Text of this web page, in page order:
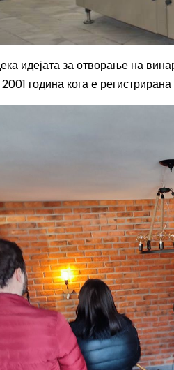
идејата за отворање на
година кога е регистрирана